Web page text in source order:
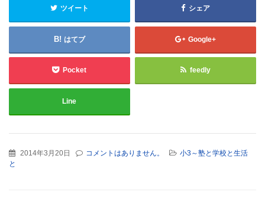
ツイート シェア
はてブ Google+
Pocket feedly
Line
2014年3月20日 コメントはありません。
小3～塾と学校と生活
と